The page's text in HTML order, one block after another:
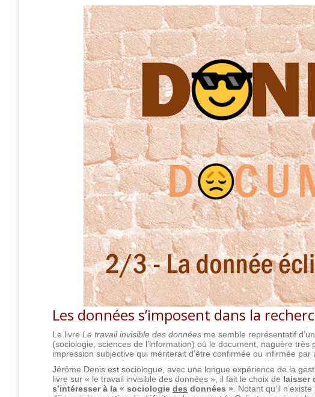
Les données s’imposent dans la
Le livre Le travail invisible des données me semble représentatif
(sociologie, sciences de l’information) où le document, naguère très
impression subjective qui mériterait d’être confirmée ou infirmée
Jérôme Denis est sociologue, avec une longue expérience de la
livre sur « le travail invisible des données », il fait le choix de laisser
s’intéresser à la « sociologie des données » . Notant qu’il